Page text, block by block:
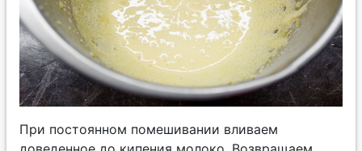
При постоянном помешивании вливаем